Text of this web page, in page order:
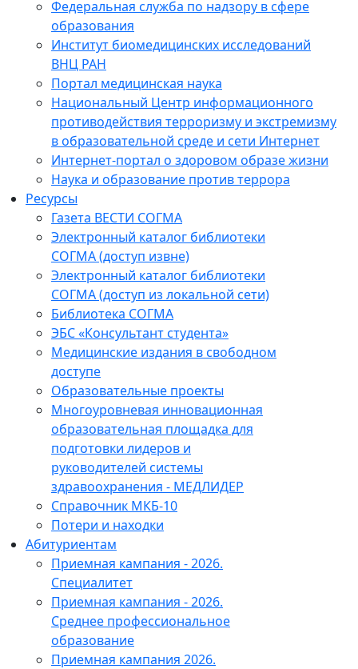
Федеральная служба по надзору в сфере
образования
Институт биомедицинских исследований
ВНЦ РАН
Портал медицинская наука
Национальный Центр информационного
противодействия терроризму и экстремизму
в образовательной среде и сети Интернет
Интернет-портал о здоровом образе жизни
Наука и образование против террора
Ресурсы
Газета ВЕСТИ СОГМА
Электронный каталог библиотеки
СОГМА (доступ извне)
Электронный каталог библиотеки
СОГМА (доступ из локальной сети)
Библиотека СОГМА
ЭБС «Консультант студента»
Медицинские издания в свободном
доступе
Образовательные проекты
Многоуровневая инновационная
образовательная площадка для
подготовки лидеров и
руководителей системы
здравоохранения - МЕДЛИДЕР
Справочник МКБ-10
Потери и находки
Абитуриентам
Приемная кампания - 2026.
Специалитет
Приемная кампания - 2026.
Среднее профессиональное
образование
Приемная кампания 2026.